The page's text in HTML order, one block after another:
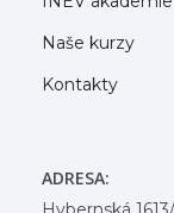
Naše kurzy
Kontakty
ADRESA: